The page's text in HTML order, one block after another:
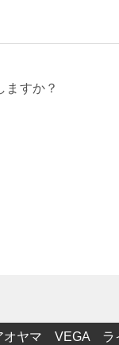
ますか？
オヤマ VEGA ラ